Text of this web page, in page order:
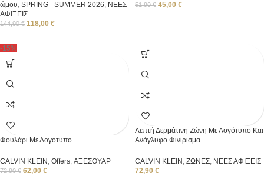
ώμου, SPRING - SUMMER 2026, ΝΕΕΣ
ΑΦΙΞΕΙΣ
144,90€ 118,00 €
51,90€ 45,00 €
-15%
Φουλάρι Με Λογότυπο
CALVIN KLEIN , Offers, ΑΞΕΣΟΥΑΡ
72,90€ 62,00 €
Λεπτή Δερμάτινη Ζώνη Με Λογότυπο Και
Ανάγλυφο Φινίρισμα
CALVIN KLEIN , ΖΩΝΕΣ, ΝΕΕΣ ΑΦΙΞΕΙΣ
72,90 €